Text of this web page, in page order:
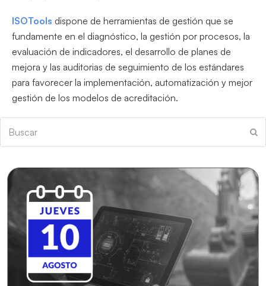
ISOTools dispone de herramientas de gestión que se
fundamente en el diagnóstico, la gestión por procesos, la
evaluación de indicadores, el desarrollo de planes de
mejora y las auditorias de seguimiento de los estándares
para favorecer la implementación, automatización y mejor
gestión de los modelos de acreditación.